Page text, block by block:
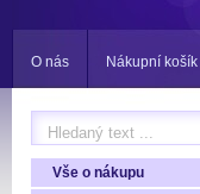
O nás Nákupní košík
Vše o nákupu